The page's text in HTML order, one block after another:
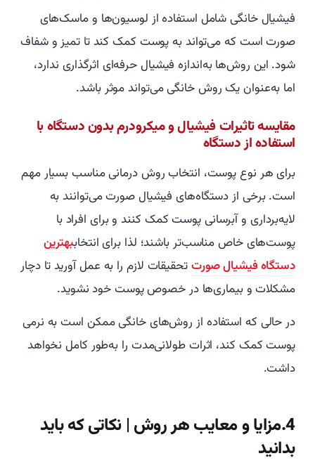
فیشیال خانگی شامل استفاده از لوسیون‌ها و ماسک‌های
صورت است که می‌تواند به پوست کمک کند تا تمیز و شفاف
شود. این روش‌ها به‌اندازه فیشیال حرفه‌ای اثرگذاری ندارد،
اما به‌عنوان یک روش خانگی می‌تواند موثر باشد.
مقایسه تاثیرات فیشیال و میکرودرم بدون دستگاه با
استفاده از دستگاه
برای هر نوع پوست، انتخاب روش درمانی مناسب بسیار مهم
است. برخی از دستگاه‌های فیشیال صورت می‌توانند به
لایه‌برداری و آبرسانی پوست کمک کنند و برای افراد با
پوست‌های خاص مناسب‌تر باشند؛ لذا برای انتخاببهترین
دستگاه فیشیال صورتتحقیقات لازم را به عمل آورید تا دچار
مشکلات و بیماری‌ها در خصوص پوست خود نشوید.
در حالی که استفاده از روش‌های خانگی ممکن است به نرمی
پوست کمک کند، اثرات طولانی‌مدت را به‌طور کامل نخواهد
داشت.
4.مزایا و معایب هر روش | نکاتی که باید
بدانید